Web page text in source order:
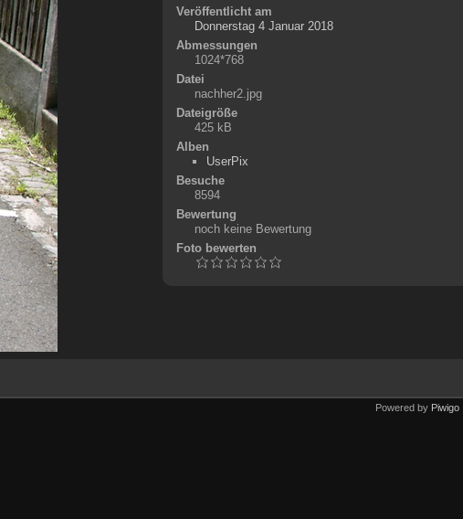
Veröffentlicht am
Donnerstag 4 Januar 2018
Abmessungen
1024*768
Datei
nachher2.jpg
Dateigröße
425 kB
Alben
UserPix
Besuche
8594
Bewertung
noch keine Bewertung
Foto bewerten
Powered by Piwigo